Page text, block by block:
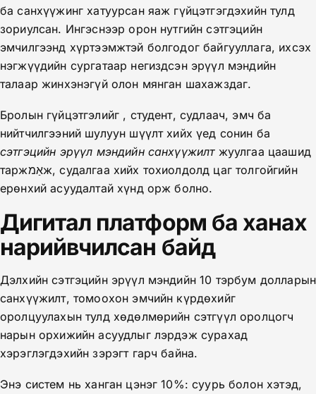
ба санхүүжинг хатуурсан яаж гүйцэтгэгдэхийн тулд
зориулсан. Ингэснээр орон нутгийн сэтгэцийн
эмчилгээнд хүртээмжтэй болгодог байгууллага, ихсэх
нэгжүүдийн сургатаар негиздсэн эрүүл мэндийн
талаар жинхэнэгүй олон мянган шахаж­здаг.
Бролын гүйцэтгэлийг , студент, судлаач, эмч ба
нийтчилгээний шулуун шүүлт хийх үед сонин ба
сэтгэцийн эрүүл мэндийн санхүүжилтжуулгаа цаашид
таржאַמж, судалгаа хийх тохиолдолд цаг толгойгийн
ерөнхий асуудалтай хүнд орж болно.
Дигитал платформ ба ханах
нарийвчилсан байд
Дэлхийн сэтгэцийн эрүүл мэндийн 10 тэрбум долларын
санхүүжилт, томоохон эмчийн күрдөхийг
оролцуулахын тулд хөдөлмөрийн сэтгүүл оролцогч
нарын орхижийн асуудлыг лэрдэж сурахад
хэрэглэгдэхийн зэрэгт гарч байна.
Энэ систем нь ханган цэнэг 10%: суурь болон хэтэд,